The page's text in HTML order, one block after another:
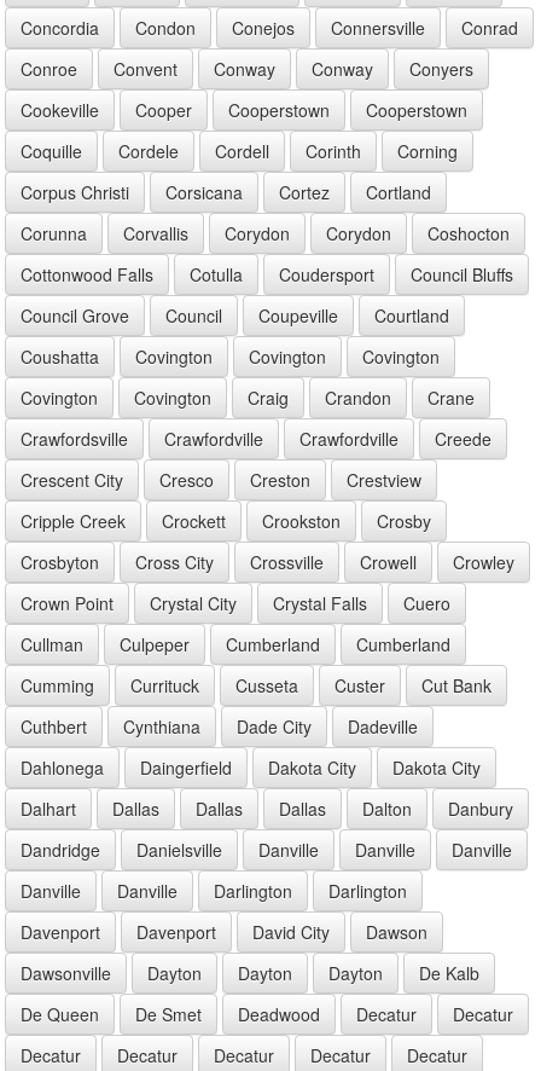
Concordia
Condon Conejos Connersville
Conrad
Conroe
Convent Conway Conway
Conyers
Cookeville
Cooper Cooperstown
Cooperstown
Coquille
Cordele Cordell Corinth
Corning
Corpus Christi
Corsicana Cortez
Cortland
Corunna
Corvallis Corydon Corydon
Coshocton
Cottonwood Falls
Cotulla Coudersport
Council Bluffs
Council Grove
Council Coupeville
Courtland
Coushatta
Covington Covington
Covington
Covington
Covington Craig Crandon
Crane
Crawfordsville
Crawfordville Crawfordville
Creede
Crescent City
Cresco Creston
Crestview
Cripple Creek
Crockett Crookston
Crosby
Crosbyton
Cross City Crossville Crowell
Crowley
Crown Point
Crystal City Crystal Falls
Cuero
Cullman
Culpeper Cumberland
Cumberland
Cumming
Currituck Cusseta Custer
Cut Bank
Cuthbert
Cynthiana Dade City
Dadeville
Dahlonega
Daingerfield Dakota City
Dakota City
Dalhart
Dallas Dallas Dallas Dalton
Danbury
Dandridge
Danielsville Danville Danville
Danville
Danville
Danville Darlington
Darlington
Davenport
Davenport David City
Dawson
Dawsonville
Dayton Dayton Dayton
De Kalb
De Queen
De Smet Deadwood Decatur
Decatur
Decatur
Decatur Decatur Decatur
Decatur